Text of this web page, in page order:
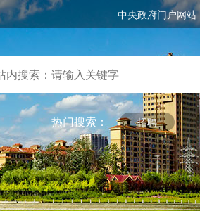
中央政府门户网站
热门搜索： 招聘